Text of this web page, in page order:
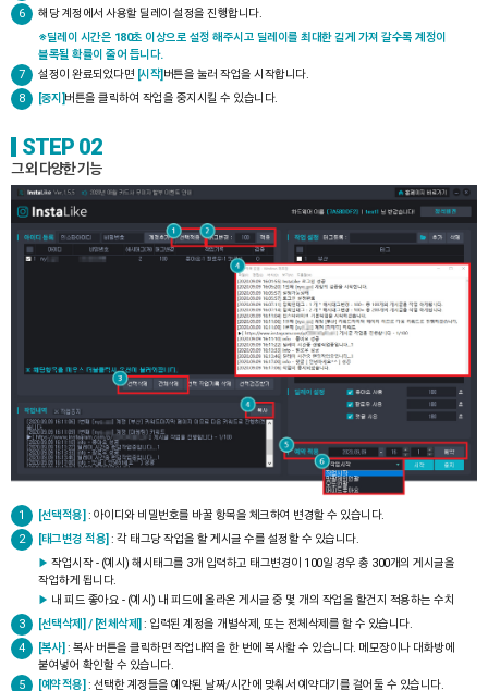
6
해당 계정에서 사용할 딜레이 설정을 진행합니다.
※딜레이 시간은 180초 이상으로 설정 해주시고 딜레이를 최대한 길게 가져 갈수록 계정이
블록될 확률이 줄어 듭니다.
7
설정이 완료되었다면 [시작] 버튼을 눌러 작업을 시작합니다.
8
[중지]버튼을 클릭하여 작업을 중지시킬 수 있습니다.
STEP 02
그 외 다양한 기능
1 [선택적용] : 아이디와 비밀번호를 바꿀 항목을 체크하여 변경할 수 있습니다.
2
[태그변경 적용] : 각 태그당 작업을 할 게시글 수를 설정할 수 있습니다.
▶ 작업시작 - (예시) 해시태그를 3개 입력하고 태그변경이 100일 경우 총 300개의 게시글을
작업하게 됩니다.
▶ 내 피드 좋아요 - (예시) 내 피드에 올라온 게시글 중 몇 개의 작업을 할건지 적용하는 수치
3
[선택삭제] / [전체삭제] : 입력된 계정을 개별삭제, 또는 전체삭제를 할 수 있습니다.
4
[복사] : 복사 버튼을 클릭하면 작업내역을 한 번에 복사할 수 있습니다. 메모장이나 대화방에
붙여넣어 확인할 수 있습니다.
5
[예약적용] : 선택한 계정들을 예약된 날짜/시간에 맞춰서 예약대기를 걸어둘 수 있습니다.